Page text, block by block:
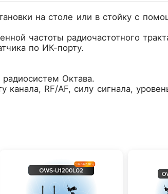
на столе или в стойку с
частоты радиочастотного
по ИК-порту.
Октава.
RF/AF, силу сигнала,